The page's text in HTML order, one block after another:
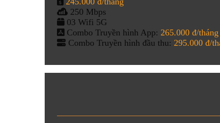
250 Mbps
03 Wifi 5G
Combo Truyền hình App: 265.000 đ/tháng
Combo Truyền hình đầu thu: 295.000 đ/